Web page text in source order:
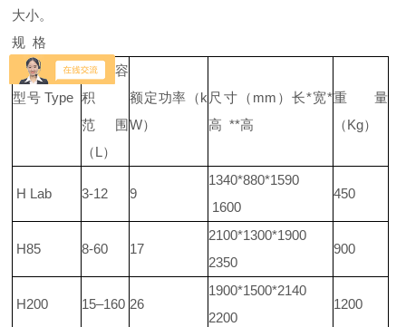
大小。
规 格
型号Type
可用容
积
范围
（L）
额定功率（k
W）
尺寸（ mm）长*宽*
高 **高
重量
（Kg）
H Lab 3-12 9
1340*880*1590
1600
450
H85 8-60 17
2100*1300*1900
2350
900
H200 15–160 26
1900*1500*2140
2200
1200